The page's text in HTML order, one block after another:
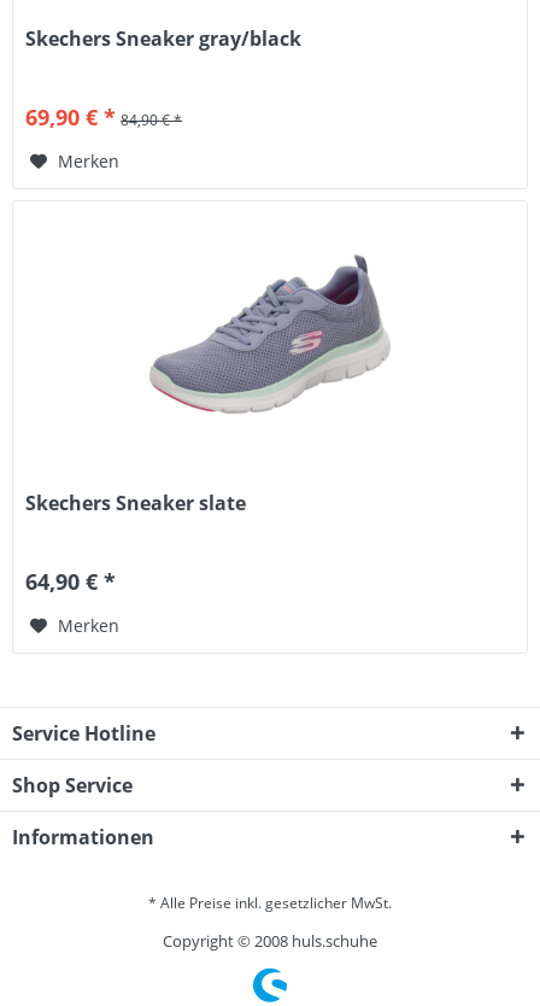
Skechers Sneaker gray/black
69,90 € * 84,90 € *
Merken
Skechers Sneaker slate
64,90 € *
Merken
Service Hotline
Shop Service
Informationen
* Alle Preise inkl. gesetzlicher MwSt.
Copyright © 2008 huls.schuhe